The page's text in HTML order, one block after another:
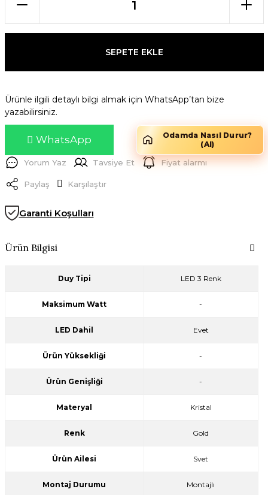
SEPETE EKLE
Ürünle ilgili detaylı bilgi almak için WhatsApp’tan bize
yazabilirsiniz.
WhatsApp
Odamda Nasıl Durur?
(AI)
Yorum Yaz Tavsiye Et Fiyat alarmı
Paylaş Karşılaştır
Garanti Koşulları
Ürün Bilgisi
Duy Tipi LED 3 Renk
Maksimum Watt -
LED Dahil Evet
Ürün Yüksekliği -
Ürün Genişliği -
Materyal Kristal
Renk Gold
Ürün Ailesi Svet
Montaj Durumu Montajlı